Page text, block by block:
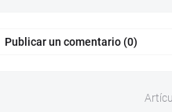
Publicar un comentario (0)